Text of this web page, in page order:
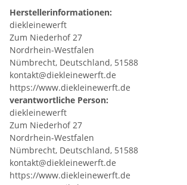
Herstellerinformationen:
diekleinewerft
Zum Niederhof 27
Nordrhein-Westfalen
Nümbrecht, Deutschland, 51588
kontakt@diekleinewerft.de
https://www.diekleinewerft.de
verantwortliche Person:
diekleinewerft
Zum Niederhof 27
Nordrhein-Westfalen
Nümbrecht, Deutschland, 51588
kontakt@diekleinewerft.de
https://www.diekleinewerft.de